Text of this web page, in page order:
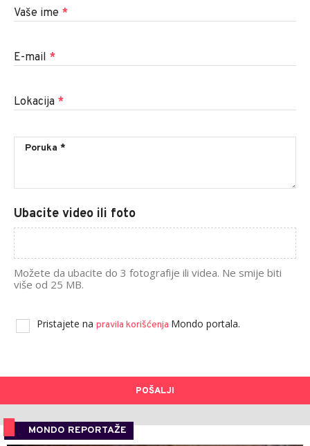
Vaše ime *
E-mail *
Lokacija *
Ubacite video ili foto
Možete da ubacite do 3 fotografije ili videa. Ne smije biti
više od 25 MB.
Pristajete na pravila korišćenja Mondo portala.
POŠALJI
MONDO REPORTAŽE